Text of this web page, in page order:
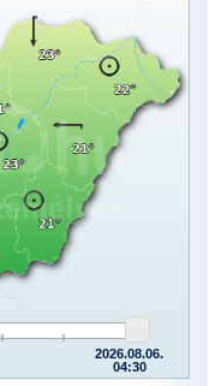
2026.08.06.
04:30